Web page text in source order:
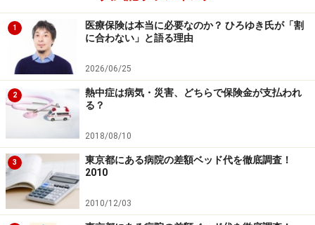
一定の期間を保障するタイプは、加入時から契約で定め
られた期間が保障期間となり、1年間、10年間、20年間
などの設定があります。先ほどの一定の年齢まで保障さ
れるタイプと違って保険を更新することができます。更
険会社が定めた年齢の上限まで更新が可能です。
月々支払う保険料は、更新時の条件で決定されます。更
新時に告知書などによる新たな診査の必要はありませ
1
医療保険は本当に必要なのか？ ひろゆき氏が「割
に合わない」と語る理由
2026/06/25
2
熱中症は病気・災害、どちらで保険金が支払われ
る？
2018/08/10
3
東京都にある病院の差額ベッド代を徹底調査！
2010
2010/12/03